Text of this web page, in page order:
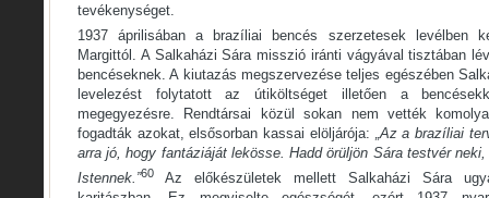
tevékenységet.
1937 áprilisában a brazíliai bencés szerzetesek levélben
Margittól. A Salkaházi Sára misszió iránti vágyával tisztában
bencéseknek. A kiutazás megszervezése teljes egészében
levelezést folytatott az útiköltséget illetően a
megegyezésre. Rendtársai közül sokan nem vették
fogadták azokat, elsősorban kassai elöljárója:
„Az a brazíliai
arra jó, hogy fantáziáját lekösse. Hadd örüljön Sára testvér
Istennek.”60
Az előkészületek mellett Salkaházi Sára